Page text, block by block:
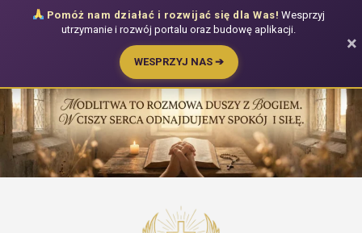
do
treści
Pomóż nam działać i rozwijać się dla Was! Wesprzyj
utrzymanie i rozwój portalu oraz budowę aplikacji.
WESPRZYJ NAS ➔
×